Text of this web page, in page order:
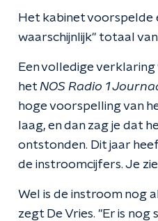
Het kabinet voorspelde
waarschijnlijk" totaal
Een volledige
het NOS Radio 1
hoge voorspelling van
laag, en dan zag je dat
ontstonden. Dit jaar
de instroomcijfers. Je
Wel is de instroom nog
zegt De Vries. "Er is